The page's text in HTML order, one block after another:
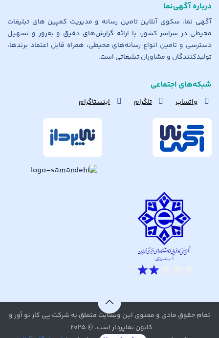
درباره آگهی‌نما
آگهی نما، سکوی آنلاین تامین رسانه و مدیریت کمپین های تبلیغات
محیطی در سراسر کشور، با ارائه گزارش‌های دقیق و به‌روز و تسهیل
دسترسی و تامین انواع رسانه‌های محیطی، همراه قابل اعتماد برندها،
تولیدکنندگان و مشاوران تبلیغاتی است.
شبکه‌های اجتماعی
واتساپ تلگرام اینستاگرام
تمام حقوق مادی و معنوی این وبسایت متعلق به شرکت پی کار نو آور و
کانون نماپرداز است. © ۲۰۲۵